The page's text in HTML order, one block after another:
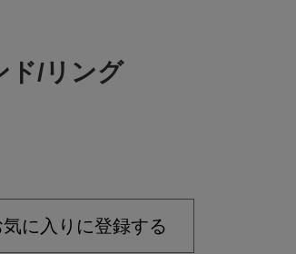
ド/リング
気に入りに登録する